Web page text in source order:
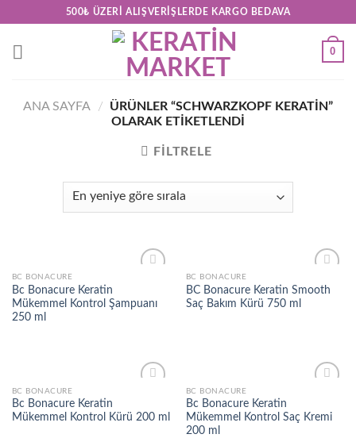
content
500₺ ÜZERI ALIŞVERIŞLERDE KARGO BEDAVA
0
ANA SAYFA /
ÜRÜNLER “SCHWARZKOPF KERATIN”
OLARAK ETIKETLENDI
FILTRELE
BC BONACURE
Bc Bonacure Keratin
Mükemmel Kontrol Şampuanı
250 ml
Add to
wishlist
BC BONACURE
BC Bonacure Keratin Smooth
Saç Bakım Kürü 750 ml
BC BONACURE
Bc Bonacure Keratin
Mükemmel Kontrol Kürü 200 ml
BC BONACURE
Bc Bonacure Keratin
Mükemmel Kontrol Saç Kremi
200 ml